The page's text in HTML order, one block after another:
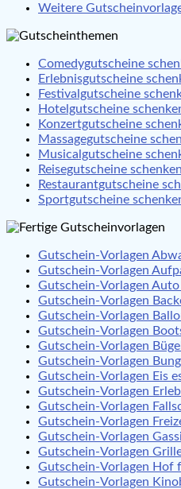
Weitere
Comedygutscheine
Erlebnisgutscheine
Festivalgutscheine
Hotelgutscheine
Konzertgutscheine
Massagegutscheine
Musicalgutscheine
Reisegutscheine schenken
Restaurantgutscheine
Sportgutscheine
Gutschein-Vorlagen
Gutschein-Vorlagen
Gutschein-Vorlagen
Gutschein-Vorlagen
Gutschein-Vorlagen
Gutschein-Vorlagen
Gutschein-Vorlagen
Gutschein-Vorlagen
Gutschein-Vorlagen Eis
Gutschein-Vorlagen
Gutschein-Vorlagen
Gutschein-Vorlagen
Gutschein-Vorlagen
Gutschein-Vorlagen
Gutschein-Vorlagen Hof
Gutschein-Vorlagen